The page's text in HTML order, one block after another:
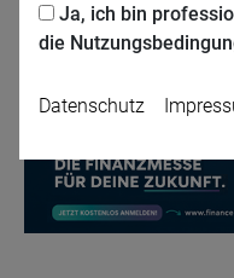
Ja, ich bin
die
Datenschutz